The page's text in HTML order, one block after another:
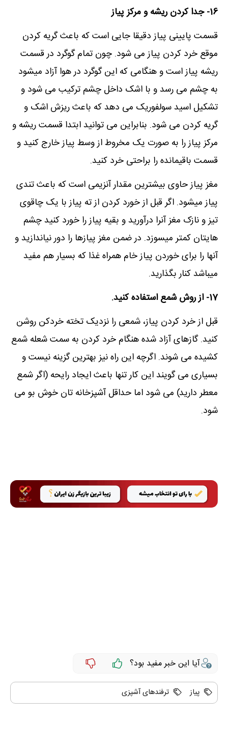
16- جدا کردن ریشه و مرکز پیاز
قسمت پایینی پیاز دقیقا جایی است که باعث گریه کردن
موقع خرد کردن پیاز می شود. چون تمام گوگرد در قسمت
ریشه پیاز است و هنگامی که این گوگرد در هوا آزاد میشود
به چشم می رسد و با اشک داخل چشم ترکیب می شود و
تشکیل اسید سولفوریک می دهد که باعث ریزش اشک و
گریه کردن می شود. بنابراین می توانید ابتدا قسمت ریشه و
مرکز پیاز را به صورت یک مخروط از وسط پیاز خارج کنید و
قسمت باقیمانده را براحتی خرد کنید.
مغز پیاز حاوی بیشترین مقدار آنزیمی است که باعث تندی
پیاز میشود. اگر قبل از خورد کردن از ته پیاز با یک چاقوی
تیز و نازک مغز آنرا درآورید و بقیه پیاز را خورد کنید چشم
هایتان کمتر میسوزد. در ضمن مغز پیازها را دور نیاندازید و
آنها را برای خوردن پیاز خام همراه غذا که بسیار هم مفید
میباشد کنار بگذارید.
17- از روش شمع استفاده کنید.
قبل از خرد کردن پیاز، شمعی را نزدیک تخته خردکن روشن
کنید. گازهای آزاد شده هنگام خرد کردن به سمت شعله شمع
کشیده می شوند. اگرچه این راه نیز بهترین گزینه نیست و
بسیاری می گویند این کار تنها باعث ایجاد رایحه (اگر شمع
معطر دارید) می شود اما حداقل آشپزخانه تان خوش بو می
شود.
آیا این خبر مفید بود؟
پیاز ترفندهای آشپزی